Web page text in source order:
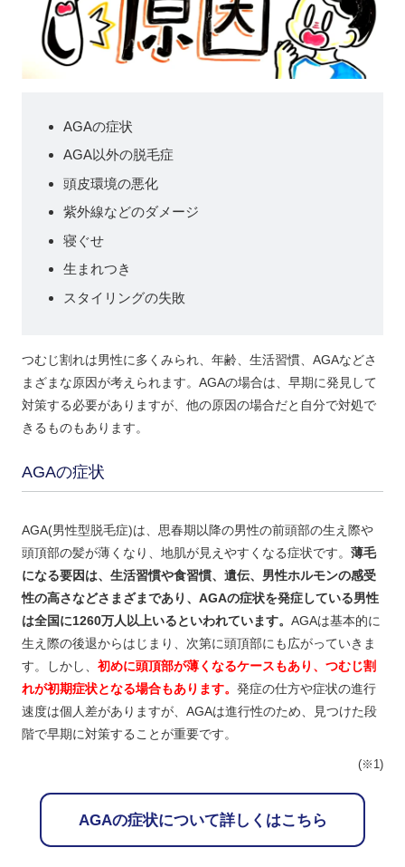
AGAの症状
AGA以外の脱毛症
頭皮環境の悪化
紫外線などのダメージ
寝ぐせ
生まれつき
スタイリングの失敗
つむじ割れは男性に多くみられ、年齢、生活習慣、AGAなどさ
まざまな原因が考えられます。AGAの場合は、早期に発見して
対策する必要がありますが、他の原因の場合だと自分で対処で
きるものもあります。
AGAの症状
AGA(男性型脱毛症)は、思春期以降の男性の前頭部の生え際や
頭頂部の髪が薄くなり、地肌が見えやすくなる症状です。 薄毛
になる要因は、生活習慣や食習慣、遺伝、男性ホルモンの感受
性の高さなどさまざまであり、AGAの症状を発症している男性
は全国に1260万人以上いるといわれています。 AGAは基本的に
生え際の後退からはじまり、次第に頭頂部にも広がっていきま
す。しかし、 初めに頭頂部が薄くなるケースもあり、つむじ割
れが初期症状となる場合もあります。 発症の仕方や症状の進行
速度は個人差がありますが、AGAは進行性のため、見つけた段
階で早期に対策することが重要です。
(※1)
AGAの症状について詳しくはこちら